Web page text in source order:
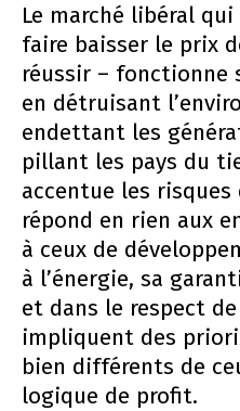
Le marché libéral
faire baisser le prix
réussir – fonctionne
en détruisant
endettant les
pillant les pays du
accentue les
répond en rien aux
à ceux de
à l’énergie, sa
et dans le respect de
impliquent des
bien différents de
logique de profit.